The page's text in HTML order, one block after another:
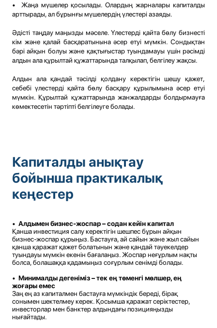
• Жаңа мүшелер қосылады. Олардың жарналары капиталды
арттырады, ал бұрынғы мүшелердің үлестері азаяды.
Әдісті таңдау маңызды мәселе. Үлестерді қайта бөлу бизнесті
кім және қалай басқаратынына әсер етуі мүмкін. Сондықтан
бәрі айқын болуы және қақтығыстар туындамауы үшін рәсімді
алдын ала құрылтай құжаттарында талқылап, белгілеу жақсы.
Алдын ала қандай тәсілді қолдану керектігін шешу қажет,
себебі үлестерді қайта бөлу басқару құрылымына әсер етуі
мүмкін. Құрылтай құжаттарында жанжалдарды болдырмауға
көмектесетін тәртіпті белгілеуге болады.
Капиталды анықтау
бойынша практикалық
кеңестер
• Алдымен бизнес-жоспар – содан кейін капитал
Қанша инвестиция салу керектігін шешпес бұрын айқын
бизнес-жоспар құрыңыз. Бастауға, ай сайын және жыл сайын
қанша қаражат қажет болатынын және қандай тәуекелдер
туындауы мүмкін екенін бағалаңыз. Жоспар неғұрлым нақты
болса, болашаққа қадамыңыз соғұрлым сенімді болады.
• Минималды дегеніміз – тек ең төменгі мөлшер, ең
жоғары емес
Заң ең аз капиталмен бастауға мүмкіндік береді, бірақ
сонымен шектелмеу керек. Қосымша қаражат серіктестер,
инвесторлар мен банктер алдындағы позицияңызды
нығайтады.